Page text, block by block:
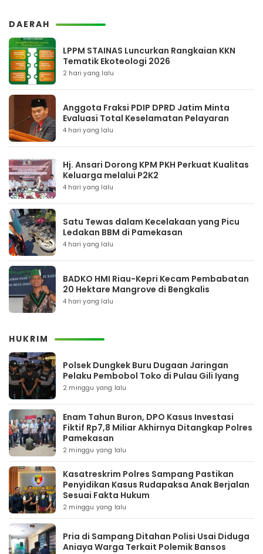
DAERAH
LPPM STAINAS Luncurkan Rangkaian KKN
Tematik Ekoteologi 2026
2 hari yang lalu
Anggota Fraksi PDIP DPRD Jatim Minta
Evaluasi Total Keselamatan Pelayaran
4 hari yang lalu
Hj. Ansari Dorong KPM PKH Perkuat Kualitas
Keluarga melalui P2K2
4 hari yang lalu
Satu Tewas dalam Kecelakaan yang Picu
Ledakan BBM di Pamekasan
4 hari yang lalu
BADKO HMI Riau-Kepri Kecam Pembabatan
20 Hektare Mangrove di Bengkalis
4 hari yang lalu
HUKRIM
Polsek Dungkek Buru Dugaan Jaringan
Pelaku Pembobol Toko di Pulau Gili Iyang
2 minggu yang lalu
Enam Tahun Buron, DPO Kasus Investasi
Fiktif Rp7,8 Miliar Akhirnya Ditangkap Polres
Pamekasan
2 minggu yang lalu
Kasatreskrim Polres Sampang Pastikan
Penyidikan Kasus Rudapaksa Anak Berjalan
Sesuai Fakta Hukum
2 minggu yang lalu
Pria di Sampang Ditahan Polisi Usai Diduga
Aniaya Warga Terkait Polemik Bansos